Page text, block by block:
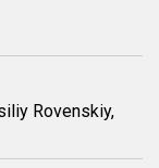
Rovenskiy,